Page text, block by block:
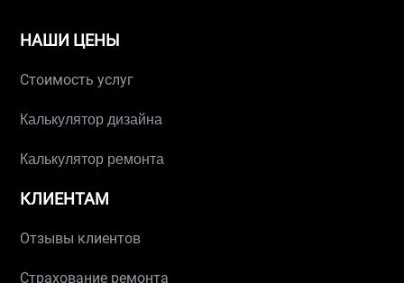
НАШИ ЦЕНЫ
Стоимость услуг
Калькулятор дизайна
Калькулятор ремонта
КЛИЕНТАМ
Отзывы клиентов
Страхование ремонта